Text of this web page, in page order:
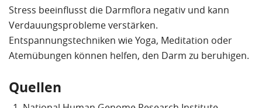
Stress beeinflusst die Darmflora negativ und kann
Verdauungsprobleme verstärken.
Entspannungstechniken wie Yoga, Meditation oder
Atemübungen können helfen, den Darm zu beruhigen.
Quellen